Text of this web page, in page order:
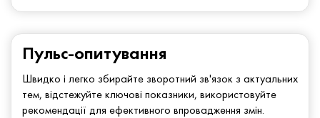
Пульс-опитування
Швидко і легко збирайте зворотний зв'язок з актуальних
тем, відстежуйте ключові показники, використовуйте
рекомендації для ефективного впровадження змін.